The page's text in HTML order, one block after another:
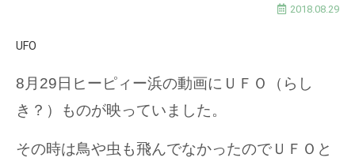
2018.08.29
UFO
8月29日ヒーピィー浜の動画にＵＦＯ（らし
き？）ものが映っていました。
その時は鳥や虫も飛んでなかったのでＵＦＯと